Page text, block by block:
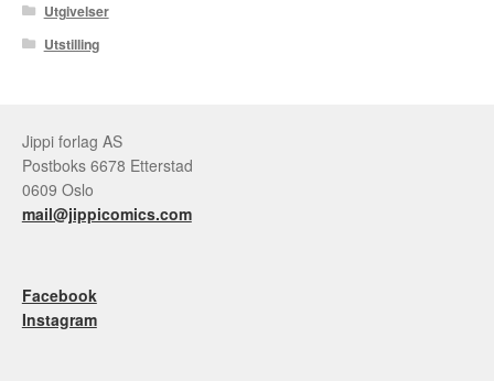
Utgivelser
Utstilling
Jippi forlag AS
Postboks 6678 Etterstad
0609 Oslo
mail@jippicomics.com
Facebook
Instagram